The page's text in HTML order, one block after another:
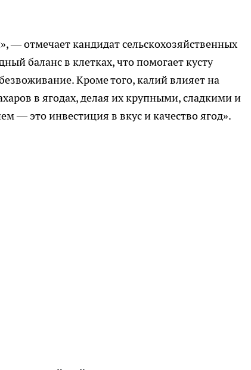
— отмечает кандидат сельскохозяйственных
баланс в клетках, что помогает кусту
Кроме того, калий влияет на
в ягодах, делая их крупными, сладкими и
— это инвестиция в вкус и качество ягод».